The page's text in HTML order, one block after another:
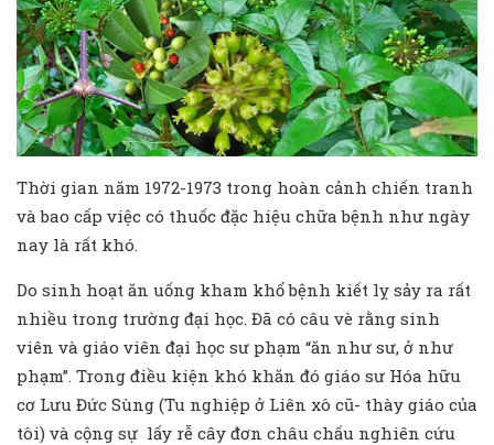
Thời gian năm 1972-1973 trong hoàn cảnh chiến tranh
và bao cấp việc có thuốc đặc hiệu chữa bệnh như ngày
nay là rất khó.
Do sinh hoạt ăn uống kham khổ bệnh kiết lỵ sảy ra rất
nhiều trong trường đại học. Đã có câu vè rằng sinh
viên và giáo viên đại học sư phạm “ăn như sư, ở như
phạm”. Trong điều kiện khó khăn đó giáo sư Hóa hữu
cơ Lưu Đức Sùng (Tu nghiệp ở Liên xô cũ- thày giáo của
tôi) và cộng sự lấy rễ cây đơn châu chấu nghiên cứu